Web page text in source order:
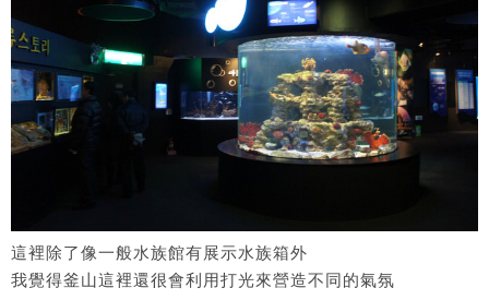
這裡除了像一般水族館有展示水族箱外
我覺得釜山這裡還很會利用打光來營造不同的氣氛